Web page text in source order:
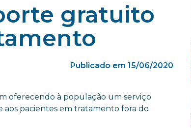
gratuito
Publicado em 15/06/2020
oferecendo à população um serviço
aos pacientes em tratamento fora do